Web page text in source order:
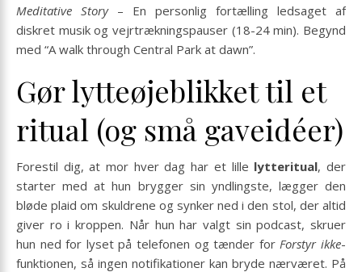
Meditative Story– En personlig fortælling ledsaget af
diskret musik og vejrtrækningspauser (18-24 min). Begynd
med “A walk through Central Park at dawn”.
Gør lytteøjeblikket til et
ritual (og små gaveidéer)
Forestil dig, at mor hver dag har et lille lytteritual, der
starter med at hun brygger sin yndlingste, lægger den
bløde plaid om skuldrene og synker ned i den stol, der altid
giver ro i kroppen. Når hun har valgt sin podcast, skruer
hun ned for lyset på telefonen og tænder for Forstyr ikke-
funktionen, så ingen notifikationer kan bryde nærværet. På